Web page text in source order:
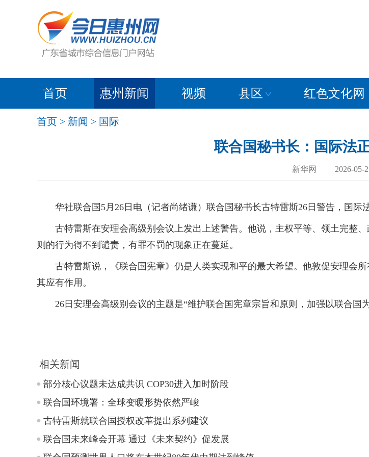
首页 惠州新闻 视频 县区 红色文化网
首页 > 新闻 > 国际
联合国秘书长：国际法
新华网 2026-05-
华社联合国5月26日电（记者尚绪谦）联合国秘书长古特雷斯26日警告，国际
古特雷斯在安理会高级别会议上发出上述警告。他说，主权平等、领土完整
则的行为得不到谴责，有罪不罚的现象正在蔓延。
古特雷斯说，《联合国宪章》仍是人类实现和平的最大希望。他敦促安理会
其应有作用。
26日安理会高级别会议的主题是“维护联合国宪章宗旨和原则，加强以联合国为
相关新闻
部分核心议题未达成共识 COP30进入加时阶段
联合国环境署：全球变暖形势依然严峻
古特雷斯就联合国授权改革提出系列建议
联合国未来峰会开幕 通过《未来契约》促发展